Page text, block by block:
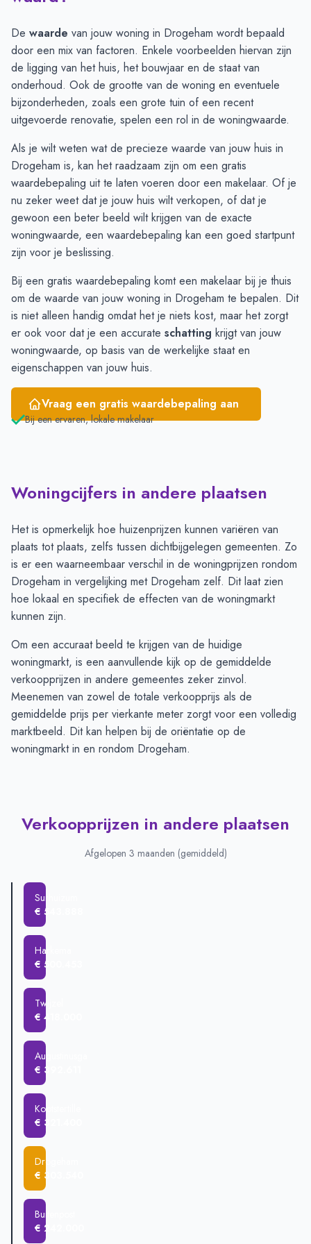
Juli
September € 1.337.500 -
Oktober
€ 1.041.500
€ 467.918
November € 1.041.500
€ 467.918
December
€ 363.166
€ 467.918
Januari
€ 296.333
€ 388.823
Maart
€ 542.333
€ 677.330
April
€ 440.900
€ 595.824
Mei
€ 429.214
€ 303.540
Juni
€ 392.687 € 303.540
De waarde van jouw woning in Drogeham wordt bepaald
door een mix van factoren. Enkele voorbeelden hiervan zijn
de ligging van het huis, het bouwjaar en de staat van
onderhoud. Ook de grootte van de woning en eventuele
bijzonderheden, zoals een grote tuin of een recent
uitgevoerde renovatie, spelen een rol in de woningwaarde.
Als je wilt weten wat de precieze waarde van jouw huis in
Drogeham is, kan het raadzaam zijn om een gratis
waardebepaling uit te laten voeren door een makelaar. Of je
nu zeker weet dat je jouw huis wilt verkopen, of dat je
gewoon een beter beeld wilt krijgen van de exacte
woningwaarde, een waardebepaling kan een goed startpunt
zijn voor je beslissing.
Bij een gratis waardebepaling komt een makelaar bij je thuis
om de waarde van jouw woning in Drogeham te bepalen. Dit
is niet alleen handig omdat het je niets kost, maar het zorgt
er ook voor dat je een accurate schatting krijgt van jouw
woningwaarde, op basis van de werkelijke staat en
eigenschappen van jouw huis.
Vraag een gratis waardebepaling aan
Bij een ervaren, lokale makelaar
Woningcijfers in andere plaatsen
Het is opmerkelijk hoe huizenprijzen kunnen variëren van
plaats tot plaats, zelfs tussen dichtbijgelegen gemeenten. Zo
is er een waarneembaar verschil in de woningprijzen rondom
Drogeham in vergelijking met Drogeham zelf. Dit laat zien
hoe lokaal en specifiek de effecten van de woningmarkt
kunnen zijn.
Om een accuraat beeld te krijgen van de huidige
woningmarkt, is een aanvullende kijk op de gemiddelde
verkoopprijzen in andere gemeentes zeker zinvol.
Meenemen van zowel de totale verkoopprijs als de
gemiddelde prijs per vierkante meter zorgt voor een volledig
marktbeeld. Dit kan helpen bij de oriëntatie op de
woningmarkt in en rondom Drogeham.
Verkoopprijzen in andere plaatsen
Afgelopen 3 maanden (gemiddeld)
Surhuizum
€ 543.888
Harkema
€ 500.453
Twijzel
€ 418.000
Augustinusga
€ 392.611
Kootstertille
€ 321.400
Drogeham
€ 303.540
Buitenpost
€ 242.000